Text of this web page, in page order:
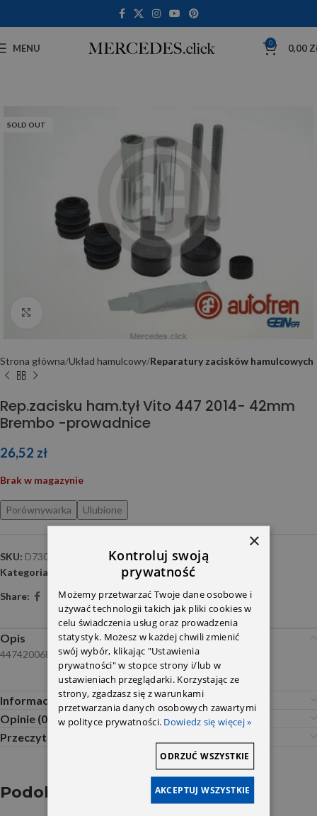
MENU 0 0,00
SOLD OUT
Strona główna Układ hamulcowy Reparatury zacisków hamulcowych
Rep.zacisku ham.tył Vito 447 2014- 42mm
Brembo -prowadnice
26,52 zł
Brak w magazynie
Porównywarka Ulubione
SKU: D7300C
Kategoria:
Reparatury zacisków hamulcowych
Share:
Opis
4474200683 4474200783 4474230063 FR
Informacje dodatkowe
Opinie (0)
Przeczytaj Przed Zakupem
Podobne produkty
×
Kontroluj swoją
prywatność
Możemy przetwarzać Twoje dane osobowe i
używać technologii takich jak pliki cookies w
celu świadczenia usług oraz prowadzenia
statystyk. Możesz w każdej chwili zmienić
swój wybór, klikając "Ustawienia
prywatności" w stopce strony i/lub w
ustawieniach przeglądarki. Korzystając ze
strony, zgadzasz się z warunkami
przetwarzania danych osobowych zawartymi
w polityce prywatności. Dowiedz się więcej »
AKCEPTUJ WSZYSTKIE
ODRZUĆ WSZYSTKIE